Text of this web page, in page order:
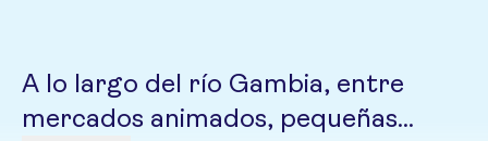
A lo largo del río Gambia, entre
mercados animados, pequeñas